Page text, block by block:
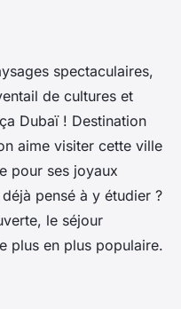
à Dubaï :
dans
!
spectaculaires,
de cultures et
Dubaï ! Destination
aime visiter cette ville
pour ses joyaux
pensé à y étudier ?
le séjour
plus en plus populaire.